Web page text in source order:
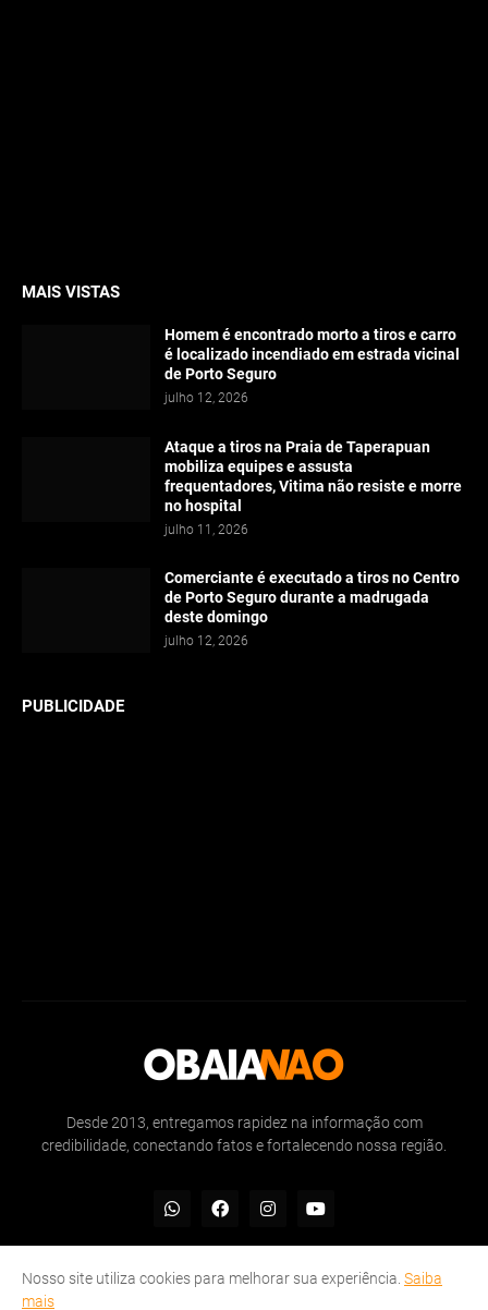
MAIS VISTAS
Homem é encontrado morto a tiros e carro
é localizado incendiado em estrada vicinal
de Porto Seguro
julho 12, 2026
Ataque a tiros na Praia de Taperapuan
mobiliza equipes e assusta
frequentadores, Vitima não resiste e morre
no hospital
julho 11, 2026
Comerciante é executado a tiros no Centro
de Porto Seguro durante a madrugada
deste domingo
julho 12, 2026
PUBLICIDADE
Desde 2013, entregamos rapidez na informação com
credibilidade, conectando fatos e fortalecendo nossa região.
Nosso site utiliza cookies para melhorar sua experiência. Saiba
mais